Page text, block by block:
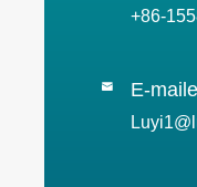
+86-
 E-